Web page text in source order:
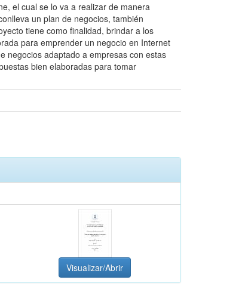
el cual se lo va a realizar de manera
un plan de negocios, también
tiene como finalidad, brindar a los
para emprender un negocio en Internet
negocios adaptado a empresas con estas
bien elaboradas para tomar
Visualizar/Abrir